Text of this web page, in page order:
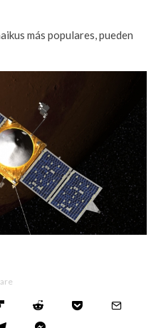
más populares, pueden